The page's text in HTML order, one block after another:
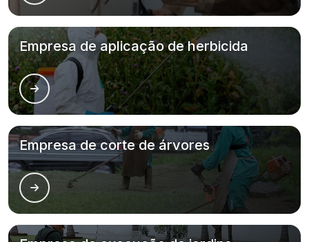
Empresa de aplicação de herbicida
Empresa de corte de árvores